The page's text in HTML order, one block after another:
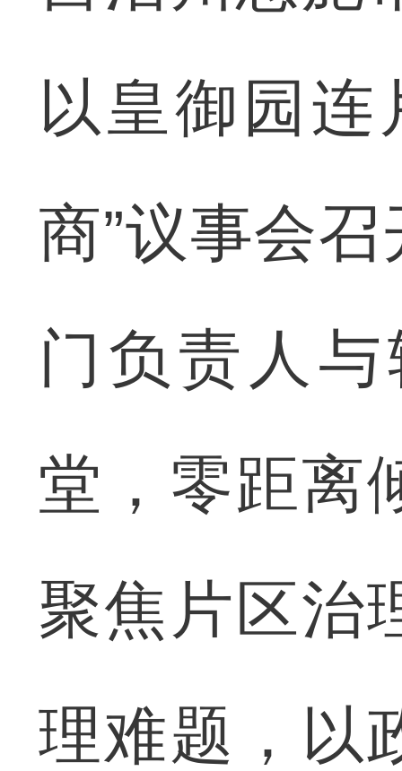
以皇御园连
商”议事会
门负责人
堂，零距离
聚焦片区治
理难题，以